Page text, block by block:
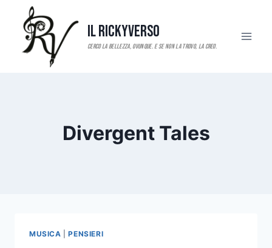
contenuto
Il RickyVerso
Divergent Tales
MUSICA |PENSIERI